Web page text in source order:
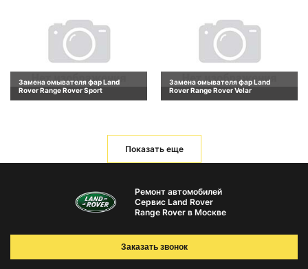
Замена омывателя фар Land
Rover Range Rover Sport
Замена омывателя фар Land
Rover Range Rover Velar
Показать еще
Ремонт автомобилей
Сервис Land Rover
Range Rover в Москве
Заказать звонок